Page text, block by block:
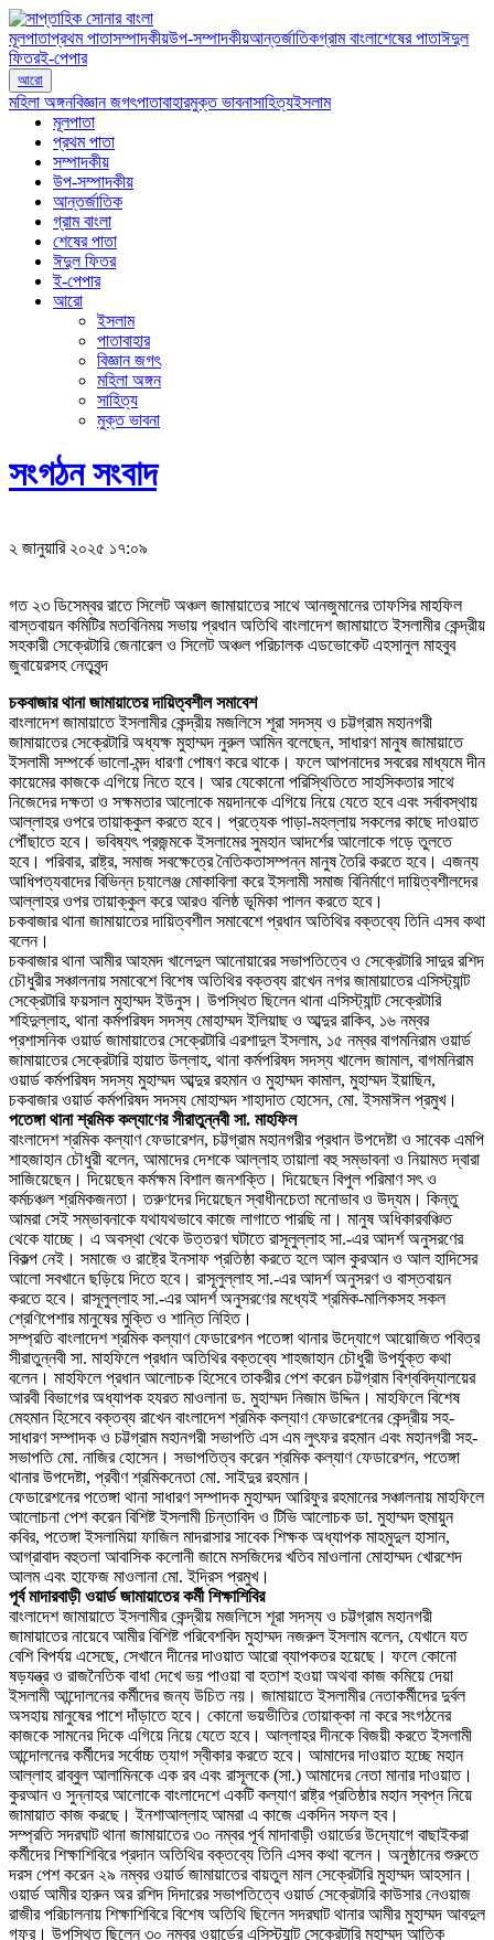
মূলপাতাপ্রথম পাতাসম্পাদকীয়উপ-সম্পাদকীয়আন্তর্জাতিকগ্রাম বাংলাশেষের পাতাঈদুল
ফিতরই-পেপার
আরো
মহিলা অঙ্গনবিজ্ঞান জগৎপাতাবাহারমুক্ত ভাবনাসাহিত্যইসলাম
মূলপাতা
প্রথম পাতা
সম্পাদকীয়
উপ-সম্পাদকীয়
আন্তর্জাতিক
গ্রাম বাংলা
শেষের পাতা
ঈদুল ফিতর
ই-পেপার
আরো
ইসলাম
পাতাবাহার
বিজ্ঞান জগৎ
মহিলা অঙ্গন
সাহিত্য
মুক্ত ভাবনা
সংগঠন সংবাদ
২ জানুয়ারি ২০২৫ ১৭:০৯
গত ২৩ ডিসেম্বর রাতে সিলেট অঞ্চল জামায়াতের সাথে আনজুমানের তাফসির মাহফিল
বাস্তবায়ন কমিটির মতবিনিময় সভায় প্রধান অতিথি বাংলাদেশ জামায়াতে ইসলামীর কেন্দ্রীয়
সহকারী সেক্রেটারি জেনারেল ও সিলেট অঞ্চল পরিচালক এডভোকেট এহসানুল মাহবুব
জুবায়েরসহ নেতৃবৃন্দ
চকবাজার থানা জামায়াতের দায়িত্বশীল সমাবেশ
বাংলাদেশ জামায়াতে ইসলামীর কেন্দ্রীয় মজলিসে শূরা সদস্য ও চট্টগ্রাম মহানগরী
জামায়াতের সেক্রেটারি অধ্যক্ষ মুহাম্মদ নুরুল আমিন বলেছেন, সাধারণ মানুষ জামায়াতে
ইসলামী সম্পর্কে ভালো-মন্দ ধারণা পোষণ করে থাকে। ফলে আপনাদের সবরের মাধ্যমে দীন
কায়েমের কাজকে এগিয়ে নিতে হবে। আর যেকোনো পরিস্থিতিতে সাহসিকতার সাথে
নিজেদের দক্ষতা ও সক্ষমতার আলোকে ময়দানকে এগিয়ে নিয়ে যেতে হবে এবং সর্বাবস্থায়
আল্লাহর ওপরে তায়াক্কুল করতে হবে। প্রত্যেক পাড়া-মহল্লায় সকলের কাছে দাওয়াত
পৌঁছাতে হবে। ভবিষ্যৎ প্রজন্মকে ইসলামের সুমহান আদর্শের আলোকে গড়ে তুলতে
হবে। পরিবার, রাষ্ট্র, সমাজ সবক্ষেত্রে নৈতিকতাসম্পন্ন মানুষ তৈরি করতে হবে। এজন্য
আধিপত্যবাদের বিভিন্ন চ্যালেঞ্জ মোকাবিলা করে ইসলামী সমাজ বিনির্মাণে দায়িত্বশীলদের
আল্লাহর ওপর তায়াক্কুল করে আরও বলিষ্ঠ ভূমিকা পালন করতে হবে।
চকবাজার থানা জামায়াতের দায়িত্বশীল সমাবেশে প্রধান অতিথির বক্তব্যে তিনি এসব কথা
বলেন।
চকবাজার থানা আমীর আহমদ খালেদুল আনোয়ারের সভাপতিত্বে ও সেক্রেটারি সাদুর রশিদ
চৌধুরীর সঞ্চালনায় সমাবেশে বিশেষ অতিথির বক্তব্য রাখেন নগর জামায়াতের এসিস্ট্যান্ট
সেক্রেটারি ফয়সাল মুহাম্মদ ইউনুস। উপস্থিত ছিলেন থানা এসিস্ট্যান্ট সেক্রেটারি
শহিদুল্লাহ, থানা কর্মপরিষদ সদস্য মোহাম্মদ ইলিয়াছ ও আব্দুর রাকিব, ১৬ নম্বর
প্রশাসনিক ওয়ার্ড জামায়াতের সেক্রেটারি এরশাদুল ইসলাম, ১৫ নম্বর বাগমনিরাম ওয়ার্ড
জামায়াতের সেক্রেটারি হায়াত উল্লাহ, থানা কর্মপরিষদ সদস্য খালেদ জামাল, বাগমনিরাম
ওয়ার্ড কর্মপরিষদ সদস্য মুহাম্মদ আব্দুর রহমান ও মুহাম্মদ কামাল, মুহাম্মদ ইয়াছিন,
চকবাজার ওয়ার্ড কর্মপরিষদ সদস্য মোহাম্মদ শাহাদাত হোসেন, মো. ইসমাঈল প্রমুখ।
পতেঙ্গা থানা শ্রমিক কল্যাণের সীরাতুন্নবী সা. মাহফিল
বাংলাদেশ শ্রমিক কল্যাণ ফেডারেশন, চট্টগ্রাম মহানগরীর প্রধান উপদেষ্টা ও সাবেক এমপি
শাহজাহান চৌধুরী বলেন, আমাদের দেশকে আল্লাহ তায়ালা বহু সম্ভাবনা ও নিয়ামত দ্বারা
সাজিয়েছেন। দিয়েছেন কর্মক্ষম বিশাল জনশক্তি। দিয়েছেন বিপুল পরিমাণ সৎ ও
কর্মচঞ্চল শ্রমিকজনতা। তরুণদের দিয়েছেন স্বাধীনচেতা মনোভাব ও উদ্যম। কিন্তু
আমরা সেই সম্ভাবনাকে যথাযথভাবে কাজে লাগাতে পারছি না। মানুষ অধিকারবঞ্চিত
থেকে যাচ্ছে। এ অবস্থা থেকে উত্তরণ ঘটাতে রাসূলুল্লাহ সা.-এর আদর্শ অনুসরণের
বিকল্প নেই। সমাজে ও রাষ্ট্রে ইনসাফ প্রতিষ্ঠা করতে হলে আল কুরআন ও আল হাদিসের
আলো সবখানে ছড়িয়ে দিতে হবে। রাসূলুল্লাহ সা.-এর আদর্শ অনুসরণ ও বাস্তবায়ন
করতে হবে। রাসূলুল্লাহ সা.-এর আদর্শ অনুসরণের মধ্যেই শ্রমিক-মালিকসহ সকল
শ্রেণিপেশার মানুষের মুক্তি ও শান্তি নিহিত।
সম্প্রতি বাংলাদেশ শ্রমিক কল্যাণ ফেডারেশন পতেঙ্গা থানার উদ্যোগে আয়োজিত পবিত্র
সীরাতুন্নবী সা. মাহফিলে প্রধান অতিথির বক্তব্যে শাহজাহান চৌধুরী উপর্যুক্ত কথা
বলেন। মাহফিলে প্রধান আলোচক হিসেবে তাকরীর পেশ করেন চট্টগ্রাম বিশ্ববিদ্যালয়ের
আরবী বিভাগের অধ্যাপক হযরত মাওলানা ড. মুহাম্মদ নিজাম উদ্দিন। মাহফিলে বিশেষ
মেহমান হিসেবে বক্তব্য রাখেন বাংলাদেশ শ্রমিক কল্যাণ ফেডারেশনের কেন্দ্রীয় সহ-
সাধারণ সম্পাদক ও চট্টগ্রাম মহানগরী সভাপতি এস এম লুৎফর রহমান এবং মহানগরী সহ-
সভাপতি মো. নাজির হোসেন। সভাপতিত্ব করেন শ্রমিক কল্যাণ ফেডারেশন, পতেঙ্গা
থানার উপদেষ্টা, প্রবীণ শ্রমিকনেতা মো. সাইদুর রহমান।
ফেডারেশনের পতেঙ্গা থানা সাধারণ সম্পাদক মুহাম্মদ আরিফুর রহমানের সঞ্চালনায় মাহফিলে
আলোচনা পেশ করেন বিশিষ্ট ইসলামী চিন্তাবিদ ও টিভি আলোচক ডা. মুহাম্মদ হুমায়ুন
কবির, পতেঙ্গা ইসলামিয়া ফাজিল মাদরাসার সাবেক শিক্ষক অধ্যাপক মাহমুদুল হাসান,
আগ্রাবাদ বহুতলা আবাসিক কলোনী জামে মসজিদের খতিব মাওলানা মোহাম্মদ খোরশেদ
আলম এবং হাফেজ মাওলানা মো. ইদ্রিস প্রমুখ।
পূর্ব মাদারবাড়ী ওয়ার্ড জামায়াতের কর্মী শিক্ষাশিবির
বাংলাদেশ জামায়াতে ইসলামীর কেন্দ্রীয় মজলিসে শূরা সদস্য ও চট্টগ্রাম মহানগরী
জামায়াতের নায়েবে আমীর বিশিষ্ট পরিবেশবিদ মুহাম্মদ নজরুল ইসলাম বলেন, যেখানে যত
বেশি বিপর্যয় এসেছে, সেখানে দীনের দাওয়াত আরো ব্যাপকতর হয়েছে। ফলে কোনো
ষড়যন্ত্র ও রাজনৈতিক বাধা দেখে ভয় পাওয়া বা হতাশ হওয়া অথবা কাজ কমিয়ে দেয়া
ইসলামী আন্দোলনের কর্মীদের জন্য উচিত নয়। জামায়াতে ইসলামীর নেতাকর্মীদের দুর্বল
অসহায় মানুষের পাশে দাঁড়াতে হবে। কোনো ভয়ভীতির তোয়াক্কা না করে সংগঠনের
কাজকে সামনের দিকে এগিয়ে নিয়ে যেতে হবে। আল্লাহর দীনকে বিজয়ী করতে ইসলামী
আন্দোলনের কর্মীদের সর্বোচ্চ ত্যাগ স্বীকার করতে হবে। আমাদের দাওয়াত হচ্ছে মহান
আল্লাহ রাব্বুল আলামিনকে এক রব এবং রাসূলকে (সা.) আমাদের নেতা মানার দাওয়াত।
কুরআন ও সুন্নাহর আলোকে বাংলাদেশে একটি কল্যাণ রাষ্ট্র প্রতিষ্ঠার মহান স্বপ্ন নিয়ে
জামায়াত কাজ করছে। ইনশাআল্লাহ আমরা এ কাজে একদিন সফল হব।
সম্প্রতি সদরঘাট থানা জামায়াতের ৩০ নম্বর পূর্ব মাদাবাড়ী ওয়ার্ডের উদ্যোগে বাছাইকরা
কর্মীদের শিক্ষাশিবিরে প্রদান অতিথির বক্তব্যে তিনি এসব কথা বলেন। অনুষ্ঠানের শুরুতে
দরস পেশ করেন ২৯ নম্বর ওয়ার্ড জামায়াতের বায়তুল মাল সেক্রেটারি মুহাম্মদ আহসান।
ওয়ার্ড আমীর হারুন অর রশিদ দিদারের সভাপতিত্বে ওয়ার্ড সেক্রেটারি কাউসার নেওয়াজ
রাজীর পরিচালনায় শিক্ষাশিবিরে বিশেষ অতিথি ছিলেন সদরঘাট থানার আমীর মুহাম্মদ আবদুল
গফুর। উপস্থিত ছিলেন ৩০ নম্বর ওয়ার্ডের এসিস্ট্যান্ট সেক্রেটারি মুহাম্মদ আতিক